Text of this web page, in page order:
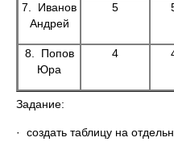
7. Иванов
Андрей
5
8. Попов
Юра
4
Задание:
· создать таблицу на